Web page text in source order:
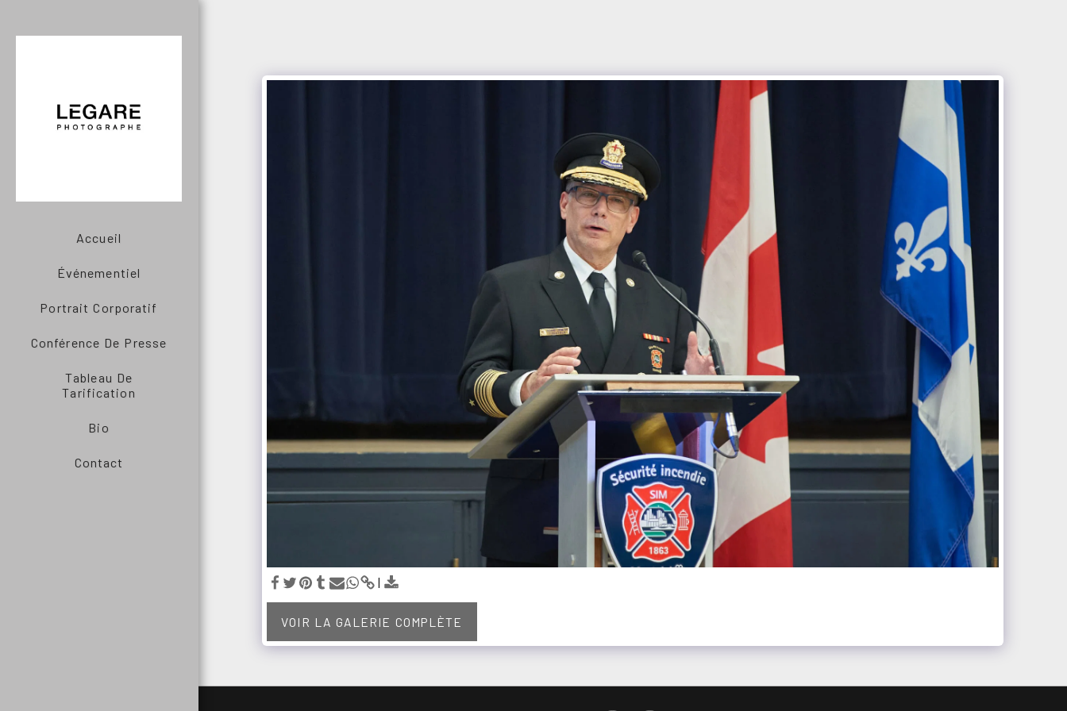
Accueil
Événementiel
Portrait Corporatif
Conférence De Presse
Tableau De
Tarification
Bio
Contact
VOIR LA GALERIE COMPLÈTE